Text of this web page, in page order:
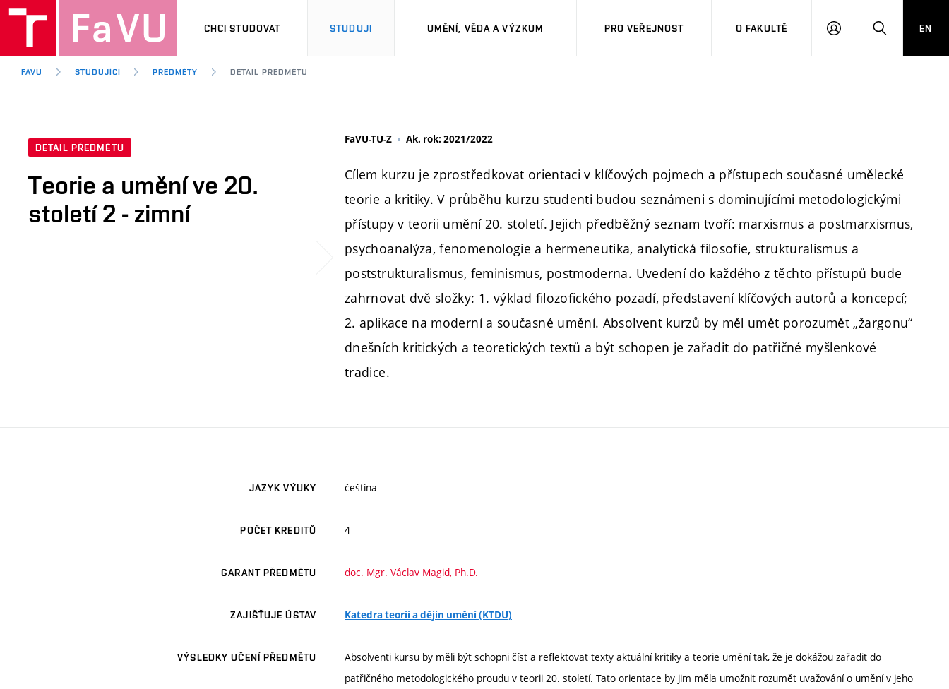
CHCI STUDOVAT STUDUJI UMĚNÍ, VĚDA A VÝZKUM PRO VEŘEJNOST O FAKULTĚ
PŘIHLÁSITHLEDAT
EN
FAVU STUDUJÍCÍ PŘEDMĚTY DETAIL PŘEDMĚTU
DETAIL PŘEDMĚTU
Teorie a umění ve 20.
století 2 - zimní
FaVU-TU-Z Ak. rok: 2021/2022
Cílem kurzu je zprostředkovat orientaci v klíčových pojmech a přístupech současné umělecké
teorie a kritiky. V průběhu kurzu studenti budou seznámeni s dominujícími metodologickými
přístupy v teorii umění 20. století. Jejich předběžný seznam tvoří: marxismus a postmarxismus,
psychoanalýza, fenomenologie a hermeneutika, analytická filosofie, strukturalismus a
poststrukturalismus, feminismus, postmoderna. Uvedení do každého z těchto přístupů bude
zahrnovat dvě složky: 1. výklad filozofického pozadí, představení klíčových autorů a koncepcí;
2. aplikace na moderní a současné umění. Absolvent kurzů by měl umět porozumět „žargonu“
dnešních kritických a teoretických textů a být schopen je zařadit do patřičné myšlenkové
tradice.
JAZYK VÝUKY čeština
POČET KREDITŮ 4
GARANT PŘEDMĚTU doc. Mgr. Václav Magid, Ph.D.
ZAJIŠŤUJE ÚSTAV Katedra teorií a dějin umění (KTDU)
VÝSLEDKY UČENÍ PŘEDMĚTU
Absolventi kursu by měli být schopni číst a reflektovat texty aktuální kritiky a teorie umění tak, že je dokážou zařadit do
patřičného metodologického proudu v teorii 20. století. Tato orientace by jim měla umožnit rozumět uvažování o umění v jeho